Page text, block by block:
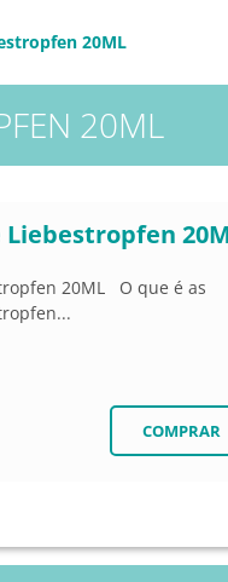
20ML
20ML
Liebestropfen
20ML O que é as